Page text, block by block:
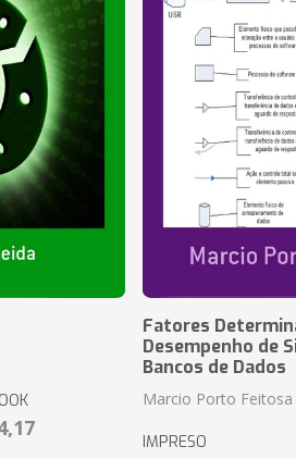
Fatores
Desempenho de
Bancos de Dados
Marcio Porto Feitosa
IMPRESO